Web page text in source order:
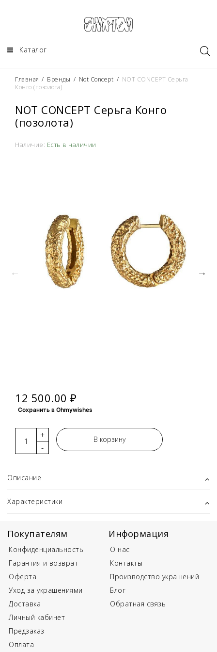
Каталог
Главная / Бренды / Not Concept / NOT CONCEPT Серьга
Конго (позолота)
NOT CONCEPT Серьга Конго
(позолота)
Наличие: Есть в наличии
12 500.00 ₽
Сохранить в Ohmywishes
-
+ В корзину
Описание
Характеристики
Покупателям
Конфиденциальность
Гарантия и возврат
Оферта
Уход за украшениями
Доставка
Личный кабинет
Предзаказ
Оплата
Информация
О нас
Контакты
Производство украшений
Блог
Обратная связь